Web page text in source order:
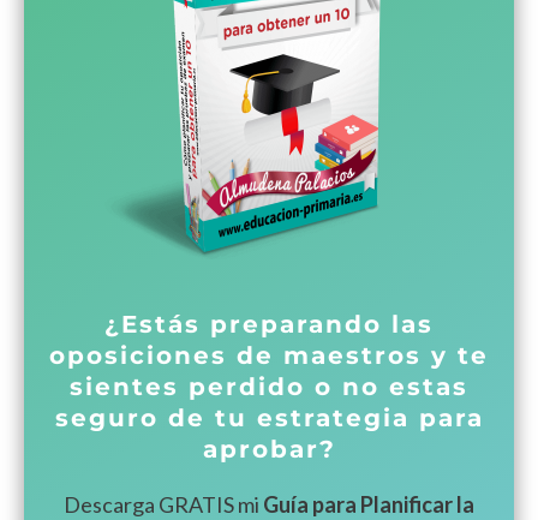
¿Estás preparando las
oposiciones de maestros y te
sientes perdido o no estas
seguro de tu estrategia para
aprobar?
Descarga GRATIS mi Guía para Planificar la